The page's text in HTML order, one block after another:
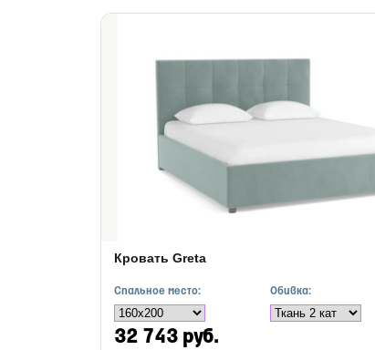
Кровать Greta
Спальное место: Обивка:
32 743 руб.